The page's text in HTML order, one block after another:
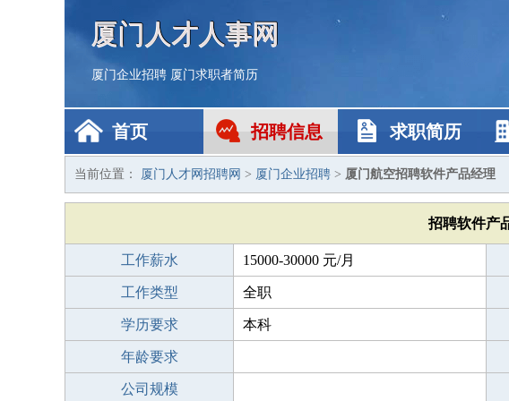
厦门人才人事网
厦门企业招聘 厦门求职者简历
首页 招聘信息 求职简历
当前位置： 厦门人才网招聘网 > 厦门企业招聘 > 厦门航空招聘软件产品经理
招聘软件产
工作薪水 15000-30000 元/月
工作类型 全职
学历要求 本科
年龄要求
公司规模